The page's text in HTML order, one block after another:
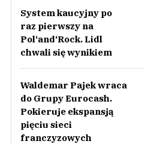
System kaucyjny po
raz pierwszy na
Pol‘and‘Rock. Lidl
chwali się wynikiem
Waldemar Pajek wraca
do Grupy Eurocash.
Pokieruje ekspansją
pięciu sieci
franczyzowych